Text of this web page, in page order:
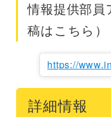
情報提供部員
稿はこちら）
https://
詳細情報